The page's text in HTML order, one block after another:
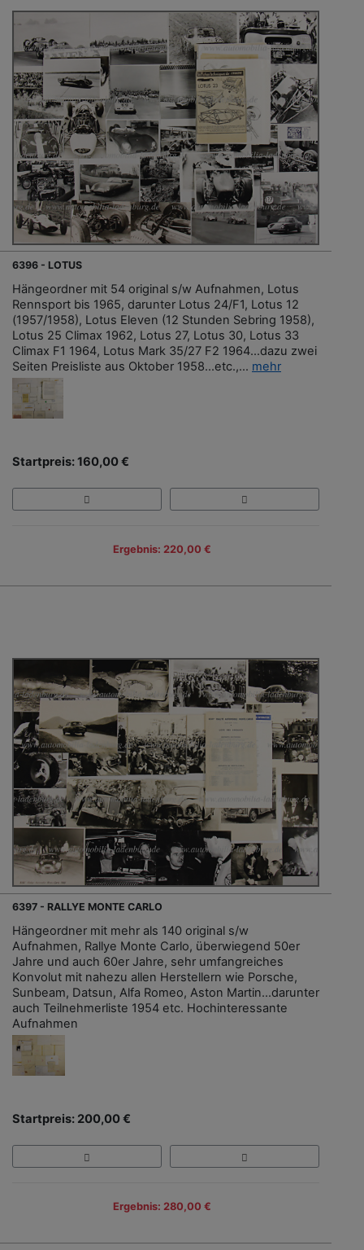
6396 - LOTUS
Hängeordner mit 54 original s/w Aufnahmen, Lotus
Rennsport bis 1965, darunter Lotus 24/F1, Lotus 12
(1957/1958), Lotus Eleven (12 Stunden Sebring 1958),
Lotus 25 Climax 1962, Lotus 27, Lotus 30, Lotus 33
Climax F1 1964, Lotus Mark 35/27 F2 1964...dazu zwei
Seiten Preisliste aus Oktober 1958...etc.,... mehr
Startpreis: 160,00 €
Ergebnis: 220,00 €
6397 - RALLYE MONTE CARLO
Hängeordner mit mehr als 140 original s/w
Aufnahmen, Rallye Monte Carlo, überwiegend 50er
Jahre und auch 60er Jahre, sehr umfangreiches
Konvolut mit nahezu allen Herstellern wie Porsche,
Sunbeam, Datsun, Alfa Romeo, Aston Martin...darunter
auch Teilnehmerliste 1954 etc. Hochinteressante
Aufnahmen
Startpreis: 200,00 €
Ergebnis: 280,00 €